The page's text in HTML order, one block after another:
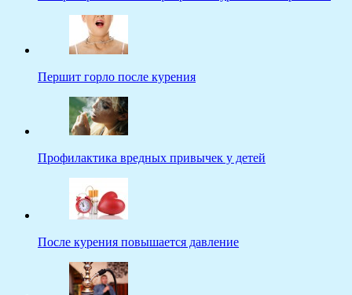
Першит горло после курения
Профилактика вредных привычек у детей
После курения повышается давление